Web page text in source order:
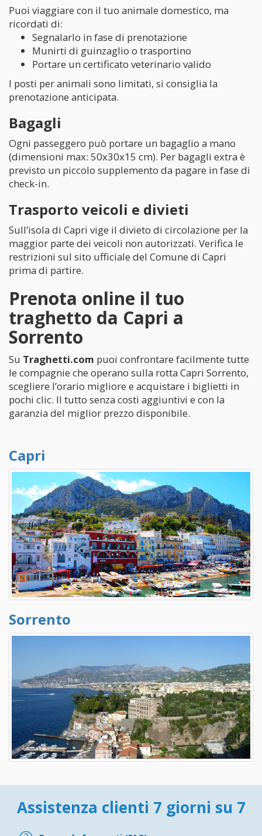
Puoi viaggiare con il tuo animale domestico, ma
ricordati di:
Segnalarlo in fase di prenotazione
Munirti di guinzaglio o trasportino
Portare un certificato veterinario valido
I posti per animali sono limitati, si consiglia la
prenotazione anticipata.
Bagagli
Ogni passeggero può portare un bagaglio a mano
(dimensioni max: 50x30x15 cm). Per bagagli extra è
previsto un piccolo supplemento da pagare in fase di
check-in.
Trasporto veicoli e divieti
Sull’isola di Capri vige il divieto di circolazione per la
maggior parte dei veicoli non autorizzati. Verifica le
restrizioni sul sito ufficiale del Comune di Capri
prima di partire.
Prenota online il tuo
traghetto da Capri a
Sorrento
Su Traghetti.com puoi confrontare facilmente tutte
le compagnie che operano sulla rotta Capri Sorrento,
scegliere l’orario migliore e acquistare i biglietti in
pochi clic. Il tutto senza costi aggiuntivi e con la
garanzia del miglior prezzo disponibile.
Capri
Sorrento
Assistenza clienti 7 giorni su 7